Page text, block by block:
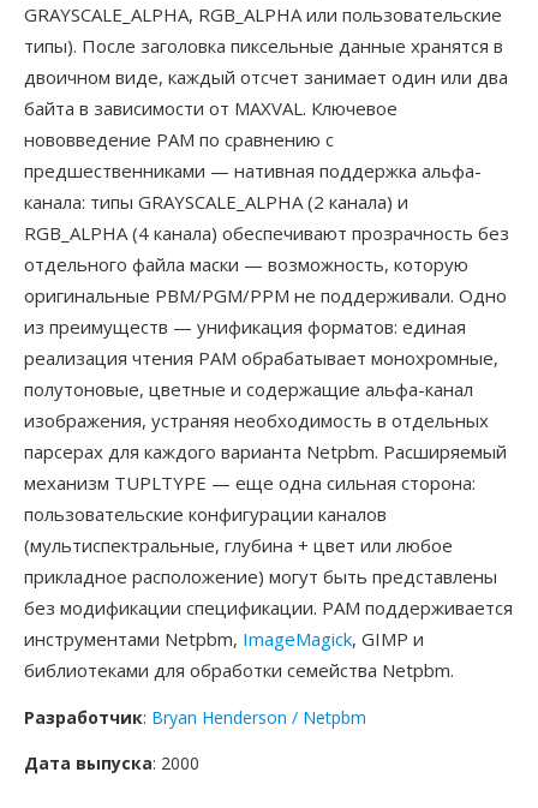
GRAYSCALE_ALPHA, RGB_ALPHA или пользовательские
типы). После заголовка пиксельные данные хранятся в
двоичном виде, каждый отсчет занимает один или два
байта в зависимости от MAXVAL. Ключевое
нововведение PAM по сравнению с
предшественниками — нативная поддержка альфа-
канала: типы GRAYSCALE_ALPHA (2 канала) и
RGB_ALPHA (4 канала) обеспечивают прозрачность без
отдельного файла маски — возможность, которую
оригинальные PBM/PGM/PPM не поддерживали. Одно
из преимуществ — унификация форматов: единая
реализация чтения PAM обрабатывает монохромные,
полутоновые, цветные и содержащие альфа-канал
изображения, устраняя необходимость в отдельных
парсерах для каждого варианта Netpbm. Расширяемый
механизм TUPLTYPE — еще одна сильная сторона:
пользовательские конфигурации каналов
(мультиспектральные, глубина + цвет или любое
прикладное расположение) могут быть представлены
без модификации спецификации. PAM поддерживается
инструментами Netpbm, ImageMagick, GIMP и
библиотеками для обработки семейства Netpbm.
Разработчик: Bryan Henderson / Netpbm
Дата выпуска: 2000